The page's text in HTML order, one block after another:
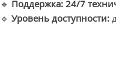
🔹 Поддержка: 24/7
🔹 Уровень доступности: